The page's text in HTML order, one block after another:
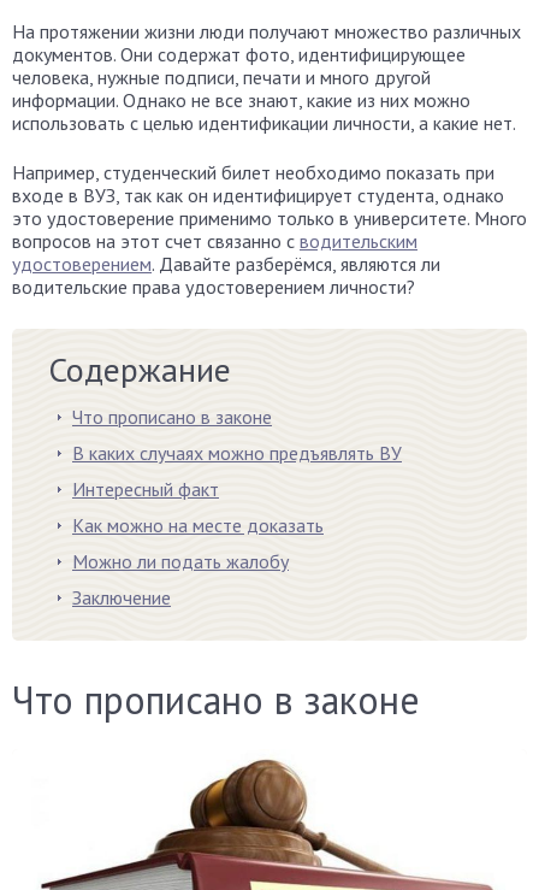
На протяжении жизни люди получают множество различных
документов. Они содержат фото, идентифицирующее
человека, нужные подписи, печати и много другой
информации. Однако не все знают, какие из них можно
использовать с целью идентификации личности, а какие нет.
Например, студенческий билет необходимо показать при
входе в ВУЗ, так как он идентифицирует студента, однако
это удостоверение применимо только в университете. Много
вопросов на этот счет связанно с водительским
удостоверением. Давайте разберёмся, являются ли
водительские права удостоверением личности?
Содержание
Что прописано в законе
В каких случаях можно предъявлять ВУ
Интересный факт
Как можно на месте доказать
Можно ли подать жалобу
Заключение
Что прописано в законе